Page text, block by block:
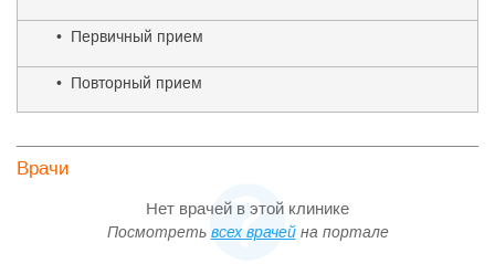
• Первичный прием
• Повторный прием
Врачи
Нет врачей в этой клинике
Посмотреть всех врачейна портале